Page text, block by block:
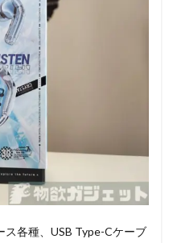
各種、USB Type-Cケーブ